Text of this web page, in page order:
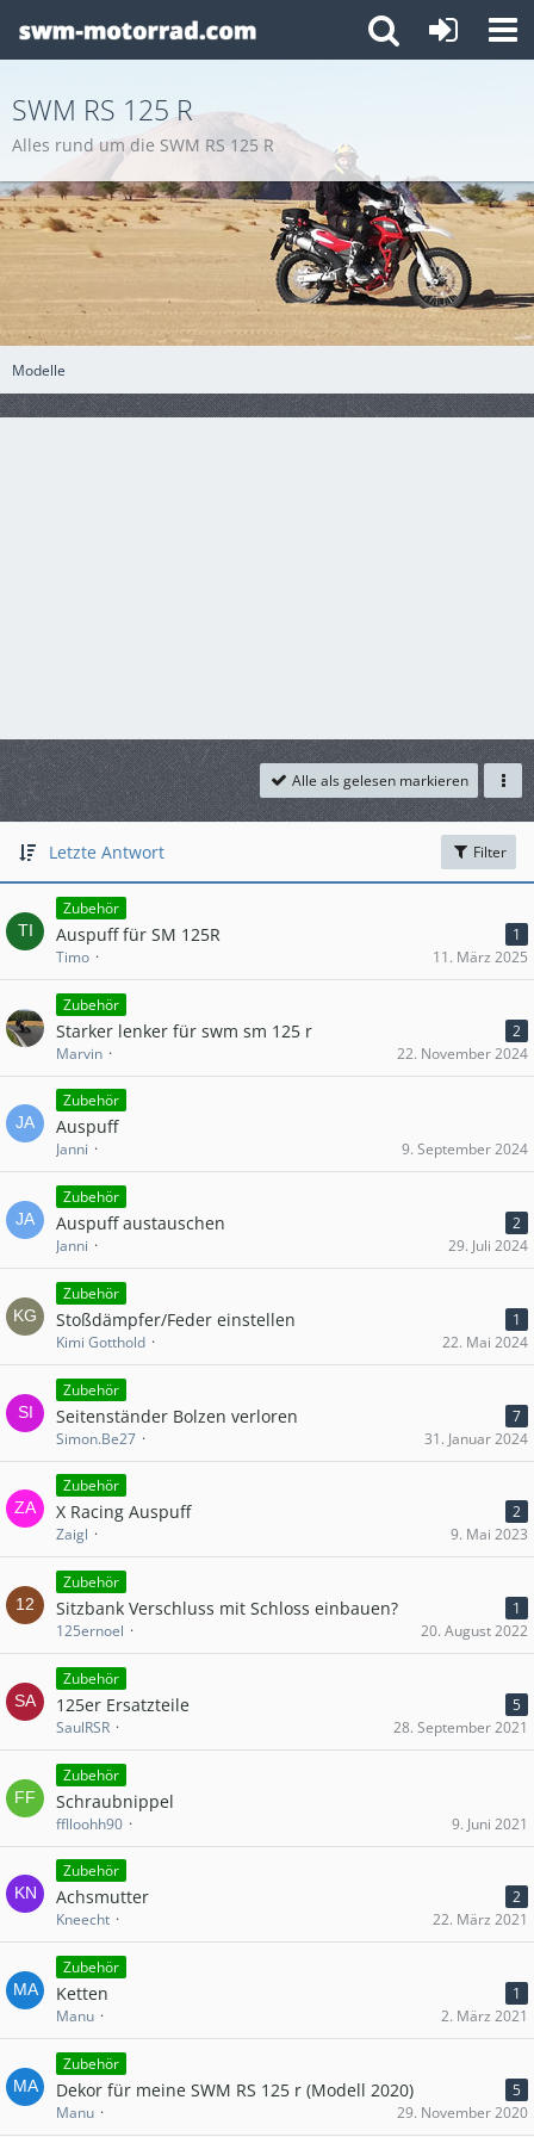
Modelle
SWM RS 125 R
Alles rund um die SWM RS 125 R
Alle als gelesen markieren
Letzte Antwort Filter
Zubehör
Auspuff für SM 125R
1
Timo
11. März 2025
Zubehör
Starker lenker für swm sm 125 r
2
Marvin
22. November 2024
Zubehör
Auspuff
Janni 9. September 2024
Zubehör
Auspuff austauschen
2
Janni
29. Juli 2024
Zubehör
Stoßdämpfer/Feder einstellen
1
Kimi Gotthold
22. Mai 2024
Zubehör
Seitenständer Bolzen verloren
7
Simon.Be27
31. Januar 2024
Zubehör
X Racing Auspuff
2
Zaigl
9. Mai 2023
Zubehör
Sitzbank Verschluss mit Schloss einbauen?
1
125ernoel
20. August 2022
Zubehör
125er Ersatzteile
5
SaulRSR
28. September 2021
Zubehör
Schraubnippel
fflloohh90 9. Juni 2021
Zubehör
Achsmutter
2
Kneecht
22. März 2021
Zubehör
Ketten
1
Manu
2. März 2021
Zubehör
Dekor für meine SWM RS 125 r (Modell 2020)
5
Manu
29. November 2020